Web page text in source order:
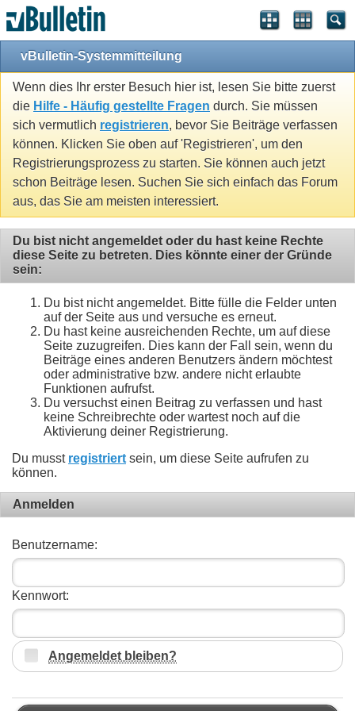
vBulletin-Systemmitteilung
Wenn dies Ihr erster Besuch hier ist, lesen Sie bitte zuerst
die Hilfe - Häufig gestellte Fragen durch. Sie müssen
sich vermutlich registrieren, bevor Sie Beiträge verfassen
können. Klicken Sie oben auf 'Registrieren', um den
Registrierungsprozess zu starten. Sie können auch jetzt
schon Beiträge lesen. Suchen Sie sich einfach das Forum
aus, das Sie am meisten interessiert.
Du bist nicht angemeldet oder du hast keine Rechte
diese Seite zu betreten. Dies könnte einer der Gründe
sein:
Du bist nicht angemeldet. Bitte fülle die Felder unten
auf der Seite aus und versuche es erneut.
Du hast keine ausreichenden Rechte, um auf diese
Seite zuzugreifen. Dies kann der Fall sein, wenn du
Beiträge eines anderen Benutzers ändern möchtest
oder administrative bzw. andere nicht erlaubte
Funktionen aufrufst.
Du versuchst einen Beitrag zu verfassen und hast
keine Schreibrechte oder wartest noch auf die
Aktivierung deiner Registrierung.
Du musst registriert sein, um diese Seite aufrufen zu
können.
Anmelden
Benutzername:
Kennwort:
Angemeldet bleiben?